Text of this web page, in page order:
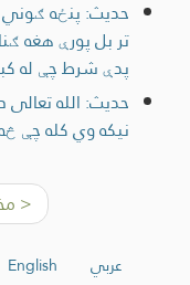
حدیث: پنځه ګوني
تر بل پورې هغه
پدې شرط چې له
حدیث: الله
نیکه وي کله چې
<
عربي English